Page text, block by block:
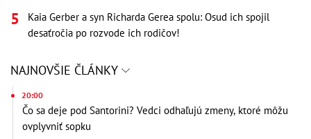
Kaia Gerber a syn Richarda Gerea spolu: Osud ich spojil
desaťročia po rozvode ich rodičov!
NAJNOVŠIE ČLÁNKY
20:00
Čo sa deje pod Santorini? Vedci odhaľujú zmeny, ktoré môžu
ovplyvniť sopku